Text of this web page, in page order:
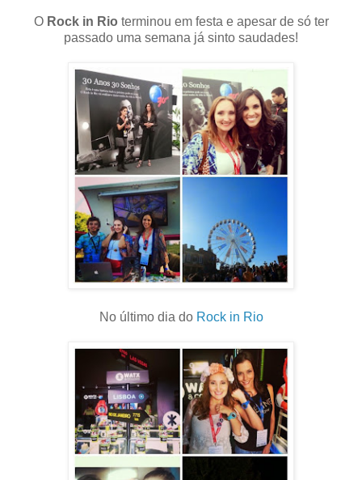
O Rock in Rio terminou em festa e apesar de só ter
passado uma semana já sinto saudades!
No último dia do Rock in Rio